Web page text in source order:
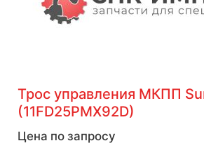
Трос управления МКПП
(11FD25PMX92D)
Цена по запросу